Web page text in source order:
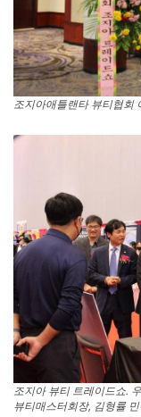
조지아애틀랜타 뷰티협회
조지아 뷰티 트레이드쇼.
뷰티매스터회장, 김형률